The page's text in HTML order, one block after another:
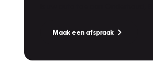
Maak een afspraak